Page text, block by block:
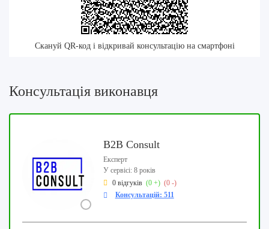
Скануй QR-код і відкривай консультацію на смартфоні
Консультація виконавця
B2B Consult
Експерт
У сервісі: 8 років
0 відгуків (0 +) (0 -)
Консультацій: 511